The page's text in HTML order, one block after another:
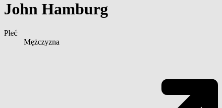
John Hamburg
Płeć
Mężczyzna